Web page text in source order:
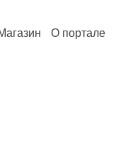
О портале